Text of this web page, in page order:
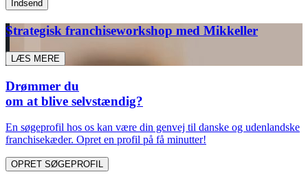
Strategisk franchiseworkshop med Mikkeller
LÆS MERE
Drømmer du
om at blive selvstændig?
En søgeprofil hos os kan være din genvej til danske og udenlandske
franchisekæder. Opret en profil på få minutter!
OPRET SØGEPROFIL